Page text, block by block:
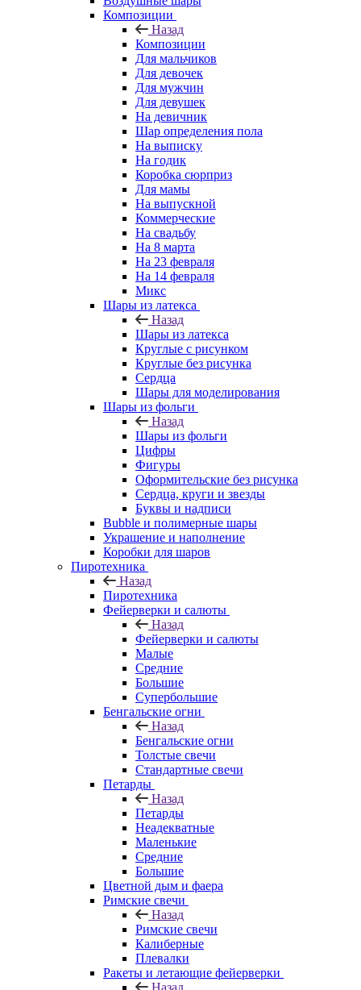
Композиции
Назад
Композиции
Для мальчиков
Для девочек
Для мужчин
Для девушек
На девичник
Шар определения пола
На выписку
На годик
Коробка сюрприз
Для мамы
На выпускной
Коммерческие
На свадьбу
На 8 марта
На 23 февраля
На 14 февраля
Микс
Шары из латекса
Назад
Шары из латекса
Круглые с рисунком
Круглые без рисунка
Сердца
Шары для моделирования
Шары из фольги
Назад
Шары из фольги
Цифры
Фигуры
Оформительские без рисунка
Сердца, круги и звезды
Буквы и надписи
Bubble и полимерные шары
Украшение и наполнение
Коробки для шаров
Пиротехника
Назад
Пиротехника
Фейерверки и салюты
Назад
Фейерверки и салюты
Малые
Средние
Большие
Супербольшие
Бенгальские огни
Назад
Бенгальские огни
Толстые свечи
Стандартные свечи
Петарды
Назад
Петарды
Неадекватные
Маленькие
Средние
Большие
Цветной дым и фаера
Римские свечи
Назад
Римские свечи
Калиберные
Плевалки
Ракеты и летающие фейерверки
Назад